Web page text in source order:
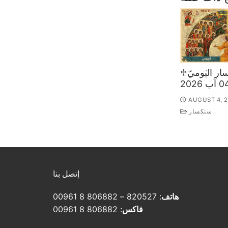
♱السّنكسار اليَوميّ
AUGUST 4,
سنكسار
إتصل بنا
هاتف: 820527 – 806882 8 00961
فاكس: 806882 8 00961